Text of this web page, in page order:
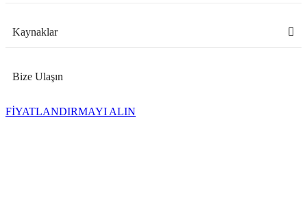
Kaynaklar
Bize Ulaşın
FİYATLANDIRMAYI ALIN